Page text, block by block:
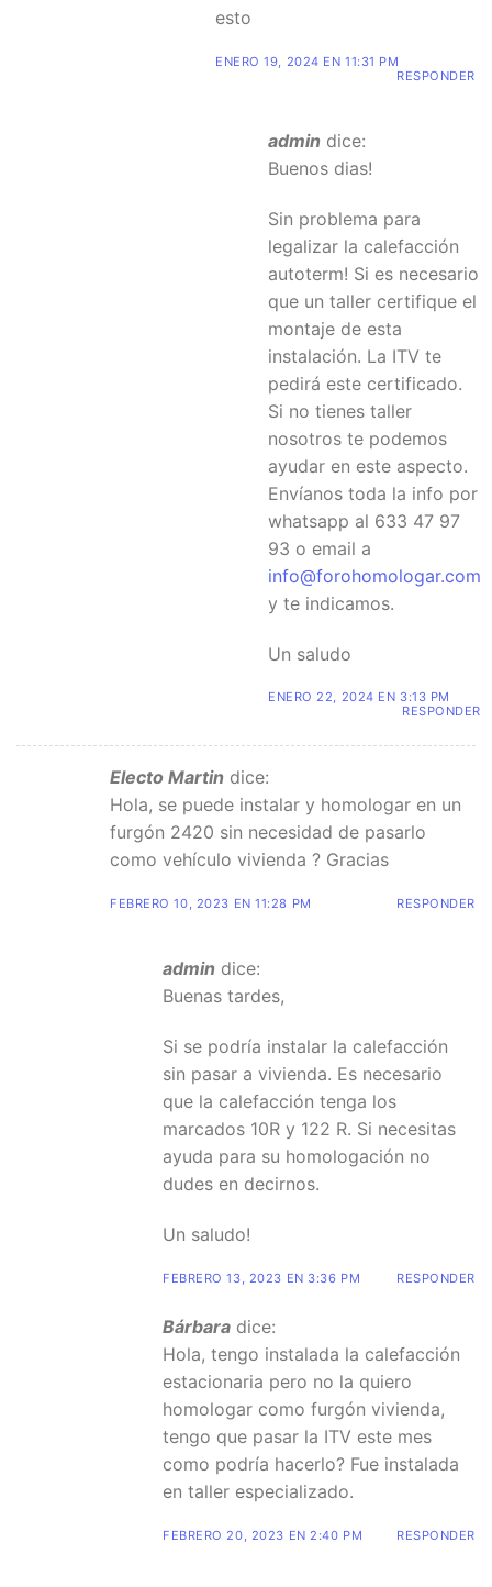
esto
ENERO 19, 2024 EN 11:31 PM
RESPONDER
admin dice:
Buenos dias!
Sin problema para
legalizar la calefacción
autoterm! Si es necesario
que un taller certifique el
montaje de esta
instalación. La ITV te
pedirá este certificado.
Si no tienes taller
nosotros te podemos
ayudar en este aspecto.
Envíanos toda la info por
whatsapp al 633 47 97
93 o email a
info@forohomologar.com
y te indicamos.
Un saludo
ENERO 22, 2024 EN 3:13 PM
RESPONDER
Electo Martin dice:
Hola, se puede instalar y homologar en un
furgón 2420 sin necesidad de pasarlo
como vehículo vivienda ? Gracias
FEBRERO 10, 2023 EN 11:28 PM RESPONDER
admin dice:
Buenas tardes,
Si se podría instalar la calefacción
sin pasar a vivienda. Es necesario
que la calefacción tenga los
marcados 10R y 122 R. Si necesitas
ayuda para su homologación no
dudes en decirnos.
Un saludo!
FEBRERO 13, 2023 EN 3:36 PM RESPONDER
Bárbara dice:
Hola, tengo instalada la calefacción
estacionaria pero no la quiero
homologar como furgón vivienda,
tengo que pasar la ITV este mes
como podría hacerlo? Fue instalada
en taller especializado.
FEBRERO 20, 2023 EN 2:40 PM RESPONDER